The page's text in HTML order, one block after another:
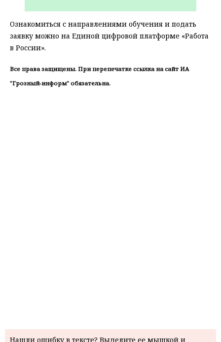
Ознакомиться с направлениями обучения и подать
заявку можно на Единой цифровой платформе «Работа
в России».
Все права защищены. При перепечатке ссылка на сайт ИА
"Грозный-информ" обязательна.
Нашли ошибку в тексте? Выделите ее мышкой и